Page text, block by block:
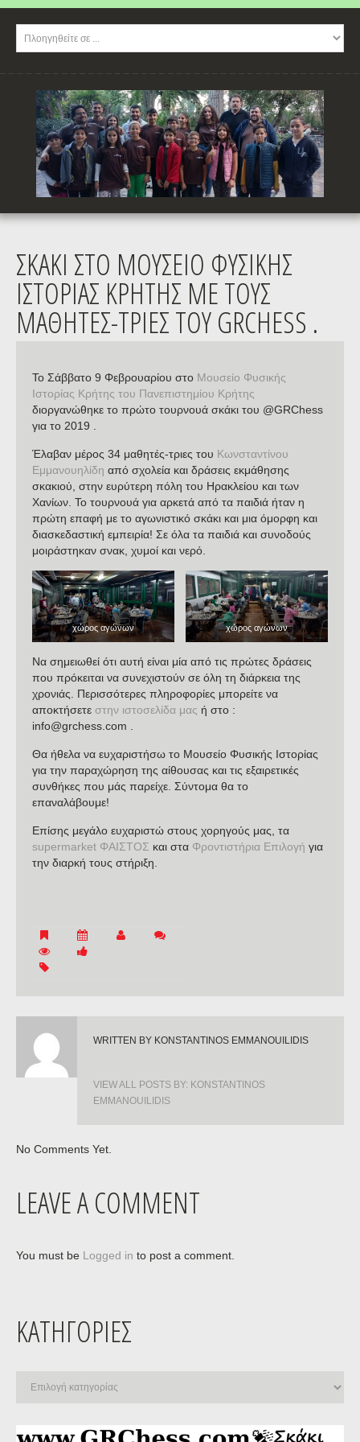
ΣΚΑΚΙ ΣΤΟ ΜΟΥΣΕΙΟ ΦΥΣΙΚΗΣ
ΙΣΤΟΡΙΑΣ ΚΡΗΤΗΣ ΜΕ ΤΟΥΣ
ΜΑΘΗΤΕΣ-ΤΡΙΕΣ ΤΟΥ GRCHESS .
Το Σάββατο 9 Φεβρουαρίου στο Μουσείο Φυσικής
Ιστορίας Κρήτης του Πανεπιστημίου Κρήτης
διοργανώθηκε το πρώτο τουρνουά σκάκι του @GRChess
για το 2019 .
Έλαβαν μέρος 34 μαθητές-τριες του Κωνσταντίνου
Εμμανουηλίδη από σχολεία και δράσεις εκμάθησης
σκακιού, στην ευρύτερη πόλη του Ηρακλείου και των
Χανίων. Το τουρνουά για αρκετά από τα παιδιά ήταν η
πρώτη επαφή με το αγωνιστικό σκάκι και μια όμορφη και
διασκεδαστική εμπειρία! Σε όλα τα παιδιά και συνοδούς
μοιράστηκαν σνακ, χυμοί και νερό.
χώρος αγώνων χώρος αγώνων
Να σημειωθεί ότι αυτή είναι μία από τις πρώτες δράσεις
που πρόκειται να συνεχιστούν σε όλη τη διάρκεια της
χρονιάς. Περισσότερες πληροφορίες μπορείτε να
αποκτήσετε στην ιστοσελίδα μας ή στο :
info@grchess.com .
Θα ήθελα να ευχαριστήσω το Μουσείο Φυσικής Ιστορίας
για την παραχώρηση της αίθουσας και τις εξαιρετικές
συνθήκες που μάς παρείχε. Σύντομα θα το
επαναλάβουμε!
Επίσης μεγάλο ευχαριστώ στους χορηγούς μας, τα
supermarket ΦΑΙΣΤΟΣ και στα Φροντιστήρια Επιλογή για
την διαρκή τους στήριξη.
WRITTEN BY KONSTANTINOS EMMANOUILIDIS
VIEW ALL POSTS BY: KONSTANTINOS
EMMANOUILIDIS
No Comments Yet.
LEAVE A COMMENT
You must be Logged in to post a comment.
ΚΑΤΗΓΟΡΊΕΣ